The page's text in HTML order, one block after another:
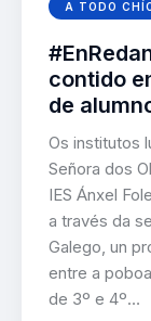
A TODO
contido
de
Os institutos
Señora dos
IES Ánxel
a través da
Galego, un
entre a
de 3º e 4º…